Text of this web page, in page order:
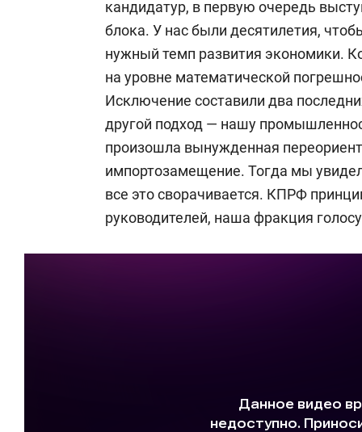
аспирантуру КГУ (2009). Кандидат
диссертация на тему
Киргизии и Украины
научных публикаций, в том числе
2006–2013 — член российской
2006–2007 — организационная и
штабах КПРФ на региональных
2008–2013 — кандидат в члены
кандидатур, в первую очередь
блока. У нас были десятилетия,
нужный темп развития экономики.
на уровне математической
Исключение составили два
другой подход — нашу
произошла вынужденная
импортозамещение. Тогда мы
все это сворачивается. КПРФ
руководителей, наша фракция